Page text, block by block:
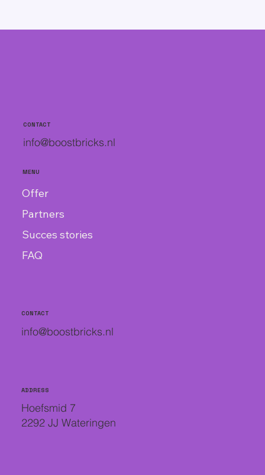
CONTACT
info@boostbricks.nl
MENU
Offer
Partners
Succes stories
FAQ
CONTACT
info@boostbricks.nl
ADDRESS
Hoefsmid 7
2292 JJ Wateringen